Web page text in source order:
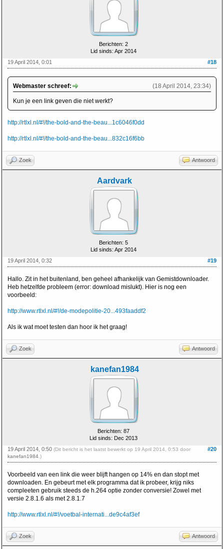
Berichten: 2
Lid sinds: Apr 2014
#18
19 April 2014, 0:01
(18 April 2014, 23:34)
Webmaster schreef:
Kun je een link geven die niet werkt?
http://rtlxl.nl/#!/the-bold-and-the-beau...1c6046f0dd
http://rtlxl.nl/#!/the-bold-and-the-beau...832c16f6bb
Zoek Antwoord
Aardvark
Berichten: 5
Lid sinds: Apr 2014
#19
19 April 2014, 0:32
Hallo. Zit in het buitenland, ben geheel afhankelijk van Gemistdownloader.
Heb hetzelfde probleem (error: download mislukt). Hier is nog een
voorbeeld:
http://www.rtlxl.nl/#!/de-modepolitie-20...493faaddf2
Als ik wat moet testen dan hoor ik het graag!
Zoek Antwoord
kanefan1984
Berichten: 87
Lid sinds: Dec 2013
#20
19 April 2014, 0:50 (Dit bericht is het laatst bewerkt op 19 April 2014, 0:53 door
kanefan1984 .)
Voorbeeld van een link die weer blijft hangen op 14% en dan stopt met
downloaden. En gebeurt met elk programma dat ik probeer, krijg niks
compleeten gebruik steeds de h.264 optie zonder conversie! Zowel met
versie 2.8.1.6 als met 2.8.1.7
http://www.rtlxl.nl/#!/voetbal-internati...de9c4af3ef
Zoek Antwoord